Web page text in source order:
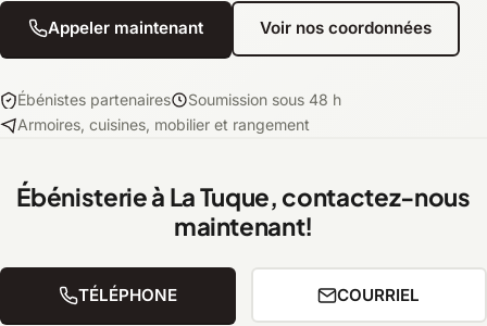
Appeler maintenant Voir nos coordonnées
Ébénistes partenaires
Soumission sous 48 h
Armoires, cuisines, mobilier et rangement
Ébénisterie à La Tuque, contactez-nous
maintenant!
TÉLÉPHONE COURRIEL